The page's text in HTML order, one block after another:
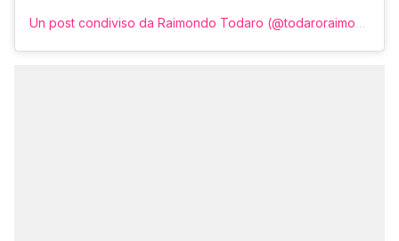
Un post condiviso da Raimondo Todaro (@todaroraimondo)